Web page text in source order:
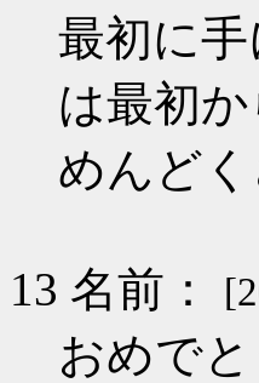
最初に
は最初
めんどく
13 名前：
おめで